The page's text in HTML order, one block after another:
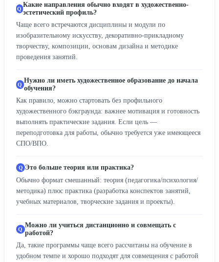
Какие направления обычно входят в художественно-
эстетический профиль?
Чаще всего встречаются дисциплины и модули по
изобразительному искусству, декоративно‑прикладному
творчеству, композиции, основам дизайна и методике
проведения занятий.
Нужно ли иметь художественное образование до начала
обучения?
Как правило, можно стартовать без профильного
художественного бэкграунда: важнее мотивация и готовность
выполнять практические задания. Если цель —
переподготовка для работы, обычно требуется уже имеющееся
СПО/ВПО.
Это больше теория или практика?
Обычно формат смешанный: теория (педагогика/психология/
методика) плюс практика (разработка конспектов занятий,
учебных материалов, творческие задания и проекты).
Можно ли учиться дистанционно и совмещать с
работой?
Да, такие программы чаще всего рассчитаны на обучение в
удобном темпе и хорошо подходят для совмещения с работой